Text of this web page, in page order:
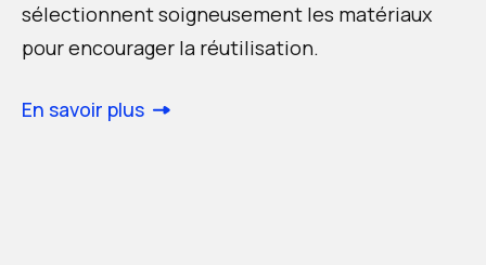
sélectionnent soigneusement les matériaux
pour encourager la réutilisation.
En savoir plus